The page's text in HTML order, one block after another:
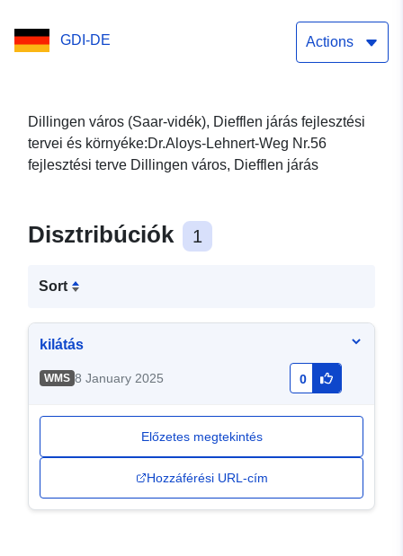
GDI-DE Actions
Dillingen város (Saar-vidék), Diefflen járás fejlesztési
tervei és környéke:Dr.Aloys-Lehnert-Weg Nr.56
fejlesztési terve Dillingen város, Diefflen járás
Disztribúciók 1
Sort
kilátás
WMS 8 January 2025 0
Előzetes megtekintés
Hozzáférési URL-cím